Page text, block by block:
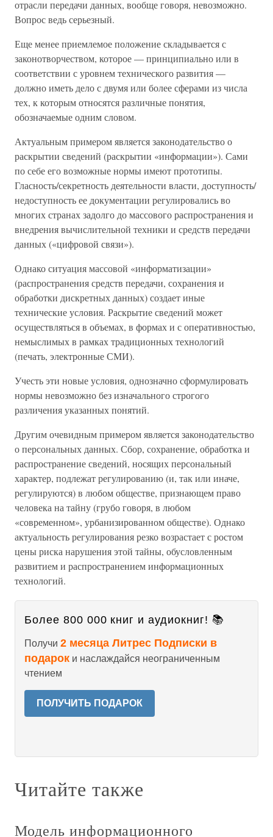
отрасли передачи данных, вообще говоря, невозможно.
Вопрос ведь серьезный.
Еще менее приемлемое положение складывается с
законотворчеством, которое — принципиально или в
соответствии с уровнем технического развития —
должно иметь дело с двумя или более сферами из числа
тех, к которым относятся различные понятия,
обозначаемые одним словом.
Актуальным примером является законодательство о
раскрытии сведений (раскрытии «информации»). Сами
по себе его возможные нормы имеют прототипы.
Гласность/секретность деятельности власти, доступность/
недоступность ее документации регулировались во
многих странах задолго до массового распространения и
внедрения вычислительной техники и средств передачи
данных («цифровой связи»).
Однако ситуация массовой «информатизации»
(распространения средств передачи, сохранения и
обработки дискретных данных) создает иные
технические условия. Раскрытие сведений может
осуществляться в объемах, в формах и с оперативностью,
немыслимых в рамках традиционных технологий
(печать, электронные СМИ).
Учесть эти новые условия, однозначно сформулировать
нормы невозможно без изначального строгого
различения указанных понятий.
Другим очевидным примером является законодательство
о персональных данных. Сбор, сохранение, обработка и
распространение сведений, носящих персональный
характер, подлежат регулированию (и, так или иначе,
регулируются) в любом обществе, признающем право
человека на тайну (грубо говоря, в любом
«современном», урбанизированном обществе). Однако
актуальность регулирования резко возрастает с ростом
цены риска нарушения этой тайны, обусловленным
развитием и распространением информационных
технологий.
Более 800 000 книг и аудиокниг! 📚
Получи 2 месяца Литрес Подписки в
подарок и наслаждайся неограниченным
чтением
ПОЛУЧИТЬ ПОДАРОК
Читайте также
Модель информационного